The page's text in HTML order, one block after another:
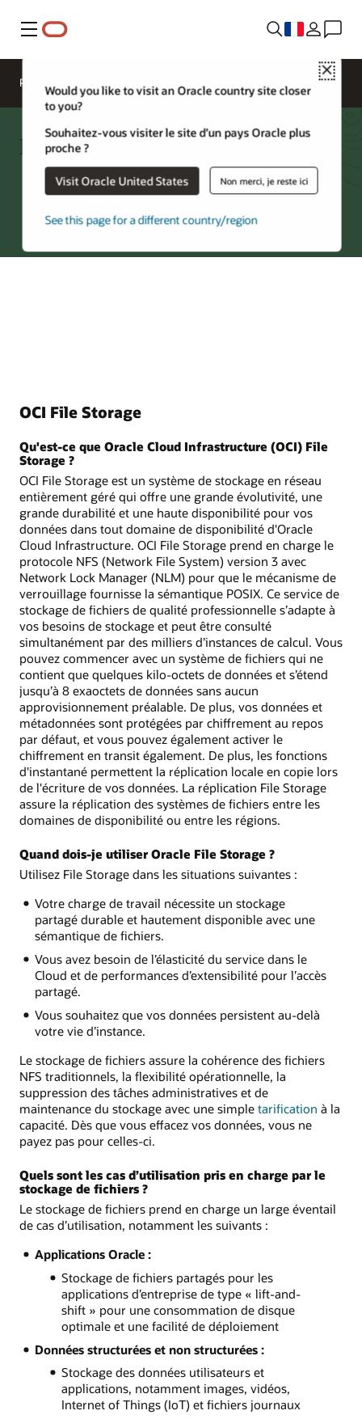
Menu
Close
Would you like to visit an Oracle country site closer
to you?
Souhaitez-vous visiter le site d’un pays Oracle plus
proche ?
Visit Oracle United States Non merci, je reste ici
See this page for a different country/region
Présentation
FAQ sur File Storage
OCI File Storage
Qu'est-ce que Oracle Cloud Infrastructure (OCI) File
Storage ?
OCI File Storage est un système de stockage en réseau
entièrement géré qui offre une grande évolutivité, une
grande durabilité et une haute disponibilité pour vos
données dans tout domaine de disponibilité d'Oracle
Cloud Infrastructure. OCI File Storage prend en charge le
protocole NFS (Network File System) version 3 avec
Network Lock Manager (NLM) pour que le mécanisme de
verrouillage fournisse la sémantique POSIX. Ce service de
stockage de fichiers de qualité professionnelle s’adapte à
vos besoins de stockage et peut être consulté
simultanément par des milliers d’instances de calcul. Vous
pouvez commencer avec un système de fichiers qui ne
contient que quelques kilo-octets de données et s’étend
jusqu’à 8 exaoctets de données sans aucun
approvisionnement préalable. De plus, vos données et
métadonnées sont protégées par chiffrement au repos
par défaut, et vous pouvez également activer le
chiffrement en transit également. De plus, les fonctions
d'instantané permettent la réplication locale en copie lors
de l'écriture de vos données. La réplication File Storage
assure la réplication des systèmes de fichiers entre les
domaines de disponibilité ou entre les régions.
Quand dois-je utiliser Oracle File Storage ?
Utilisez File Storage dans les situations suivantes :
Votre charge de travail nécessite un stockage
partagé durable et hautement disponible avec une
sémantique de fichiers.
Vous avez besoin de l’élasticité du service dans le
Cloud et de performances d’extensibilité pour l’accès
partagé.
Vous souhaitez que vos données persistent au-delà
votre vie d’instance.
Le stockage de fichiers assure la cohérence des fichiers
NFS traditionnels, la flexibilité opérationnelle, la
suppression des tâches administratives et de
maintenance du stockage avec une simple tarification à la
capacité. Dès que vous effacez vos données, vous ne
payez pas pour celles-ci.
Quels sont les cas d’utilisation pris en charge par le
stockage de fichiers ?
Le stockage de fichiers prend en charge un large éventail
de cas d’utilisation, notamment les suivants :
Applications Oracle :
Stockage de fichiers partagés pour les
applications d’entreprise de type « lift-and-
shift » pour une consommation de disque
optimale et une facilité de déploiement
Données structurées et non structurées :
Stockage des données utilisateurs et
applications, notamment images, vidéos,
Internet of Things (IoT) et fichiers journaux